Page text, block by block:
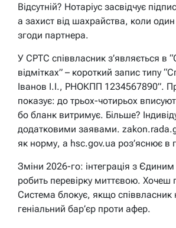
Відсутній? Нотаріус засвідчує
а захист від шахрайства, коли один
згоди партнера.
У СРТС співвласник з’являється в
відмітках” – короткий запис типу
Іванов І.І., РНОКПП 1234567890”.
показує: до трьох-чотирьох
бо бланк витримує. Більше?
додатковими заявами.
як норму, а hsc.gov.ua роз’яснює в
Зміни 2026-го: інтеграція з
робить перевірку миттєвою. Хочеш
Система блокує, якщо співвласник
геніальний бар’єр проти афер.